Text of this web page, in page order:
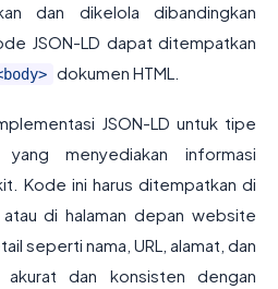
dan dikelola dibandingkan
JSON-LD dapat ditempatkan
dokumen HTML.
JSON-LD untuk tipe
, yang menyediakan informasi
Kode ini harus ditempatkan di
di halaman depan website
seperti nama, URL, alamat, dan
dan konsisten dengan